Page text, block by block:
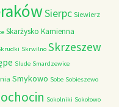
Sierpc Siewierz
Skarżysko Kamienna
Skrwilno Skrzeszew
Slude Smardzewice
Smykowo Sobe Sobieszewo
Sokolniki Sokołowo